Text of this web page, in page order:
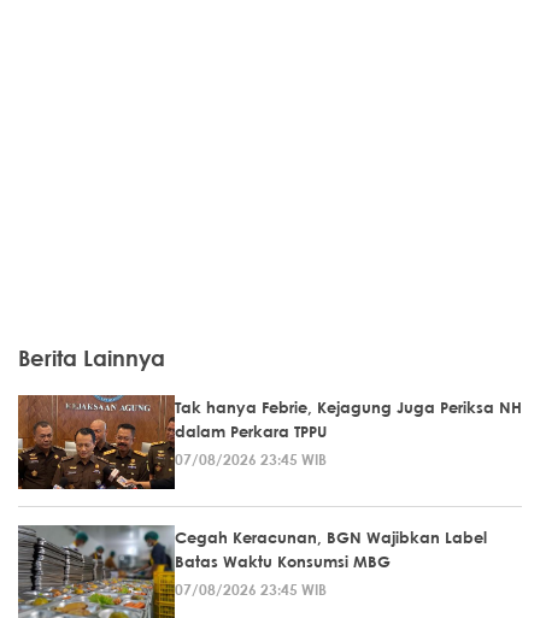
Berita Lainnya
Tak hanya Febrie, Kejagung Juga Periksa NH
dalam Perkara TPPU
07/08/2026 23:45 WIB
Cegah Keracunan, BGN Wajibkan Label
Batas Waktu Konsumsi MBG
07/08/2026 23:45 WIB